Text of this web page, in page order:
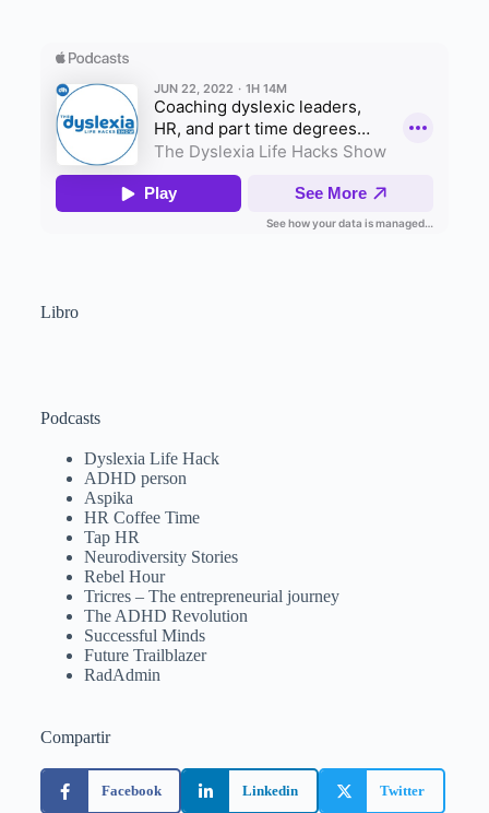
Libro
Podcasts
Dyslexia Life Hack
ADHD person
Aspika
HR Coffee Time
Tap HR
Neurodiversity Stories
Rebel Hour
Tricres – The entrepreneurial journey
The ADHD Revolution
Successful Minds
Future Trailblazer
RadAdmin
Compartir
Facebook Linkedin Twitter